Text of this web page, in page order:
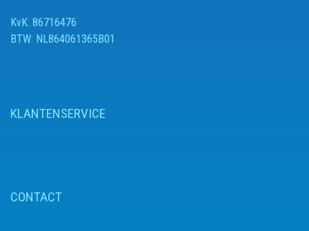
KvK: 86716476
BTW: NL864061365B01
KLANTENSERVICE
CONTACT